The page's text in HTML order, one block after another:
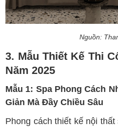
Nguồn:
3. Mẫu Thiết Kế Thi
Năm 2025
Mẫu 1: Spa Phong Cách
Giản Mà Đầy Chiều Sâu
Phong cách thiết kế nội